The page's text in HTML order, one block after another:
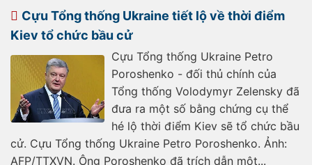
20250217130947932.htm
Cựu Tổng thống Ukraine tiết lộ về thời điểm
Kiev tổ chức bầu cử
Cựu Tổng thống Ukraine Petro
Poroshenko - đối thủ chính của
Tổng thống Volodymyr Zelensky đã
đưa ra một số bằng chứng cụ thể
hé lộ thời điểm Kiev sẽ tổ chức bầu
cử. Cựu Tổng thống Ukraine Petro Poroshenko. Ảnh:
AFP/TTXVN. Ông Poroshenko đã trích dẫn một...